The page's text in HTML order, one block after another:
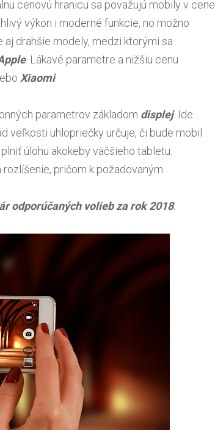
cenovú hranicu sa považujú mobily v cene
výkon i moderné funkcie, no možno
drahšie modely, medzi ktorými sa
. Lákavé parametre a nižšiu cenu
Xiaomi.
parametrov základom displej. Ide
veľkosti uhlopriečky určuje, či bude mobil
úlohu akokeby väčšieho tabletu.
pričom k požadovaným
odporúčaných volieb za rok 2018.